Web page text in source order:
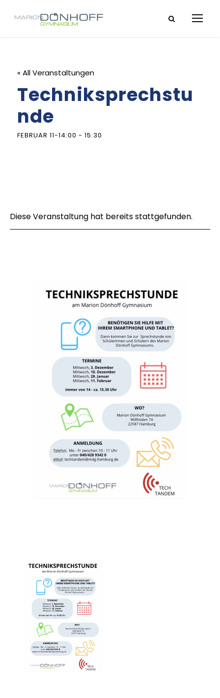
« All Veranstaltungen
Techniksprechstu
nde
FEBRUAR 11-14:00 - 15:30
Diese Veranstaltung hat bereits stattgefunden.